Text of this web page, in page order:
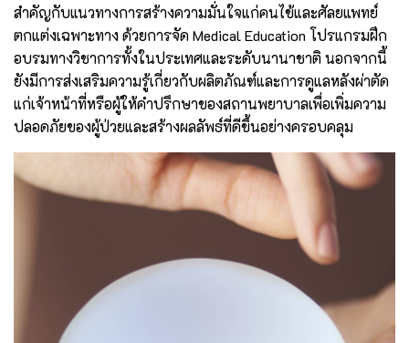
สำคัญกับแนวทางการสร้างความมั่นใจแก่คนไข้และศัลยแพทย์
ตกแต่งเฉพาะทาง ด้วยการจัด Medical Education โปรแกรมฝึก
อบรมทางวิชาการทั้งในประเทศและระดับนานาชาติ นอกจากนี้
ยังมีการส่งเสริมความรู้เกี่ยวกับผลิตภัณฑ์และการดูแลหลังผ่าตัด
แก่เจ้าหน้าที่หรือผู้ให้คำปรึกษาของสถานพยาบาลเพื่อเพิ่มความ
ปลอดภัยของผู้ป่วยและสร้างผลลัพธ์ที่ดีขึ้นอย่างครอบคลุม